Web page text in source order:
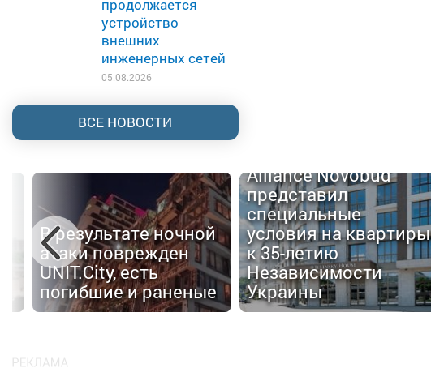
продолжается
устройство
внешних
инженерных сетей
05.08.2026
ВСЕ НОВОСТИ
В результате ночной
атаки поврежден
UNIT.City, есть
погибшие и раненые
Alliance Novobud
представил
специальные
условия на квартиры
к 35-летию
Независимости
Украины